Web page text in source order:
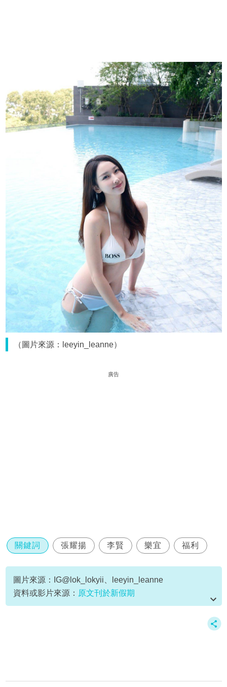
（圖片來源：leeyin_leanne）
廣告
關鍵詞 張耀揚 李賢 樂宜 福利
圖片來源：IG@lok_lokyii、leeyin_leanne
資料或影片來源： 原文刊於新假期